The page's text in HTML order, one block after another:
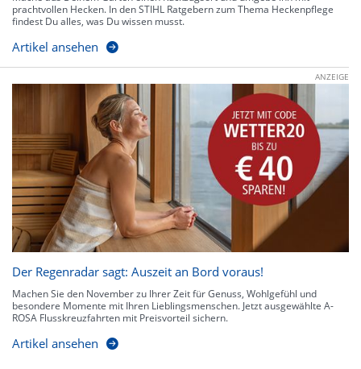
prachtvollen Hecken. In den STIHL Ratgebern zum Thema Heckenpflege
findest Du alles, was Du wissen musst.
Artikel ansehen
ANZEIGE
Der Regenradar sagt: Auszeit an Bord voraus!
Machen Sie den November zu Ihrer Zeit für Genuss, Wohlgefühl und
besondere Momente mit Ihren Lieblingsmenschen. Jetzt ausgewählte A-
ROSA Flusskreuzfahrten mit Preisvorteil sichern.
Artikel ansehen